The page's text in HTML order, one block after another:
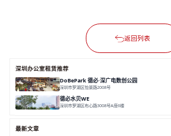
返回列表
深圳办公室租赁推荐
DoBePark 德必·深广电数创公园
深圳市罗湖区怡景路2008号
德必水贝WE
深圳市罗湖区布心路3008号A座6楼
最新文章